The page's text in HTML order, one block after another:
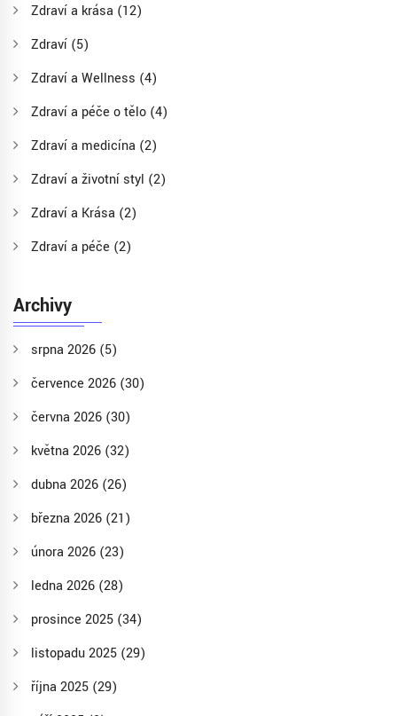
Zdraví a krása (12)
Zdraví (5)
Zdraví a Wellness (4)
Zdraví a péče o tělo (4)
Zdraví a medicína (2)
Zdraví a životní styl (2)
Zdraví a Krása (2)
Zdraví a péče (2)
Archivy
srpna 2026 (5)
července 2026 (30)
června 2026 (30)
května 2026 (32)
dubna 2026 (26)
března 2026 (21)
února 2026 (23)
ledna 2026 (28)
prosince 2025 (34)
listopadu 2025 (29)
října 2025 (29)